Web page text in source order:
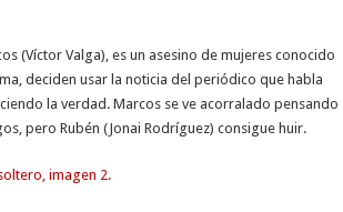
(Víctor Valga), es un asesino de mujeres conocido
deciden usar la noticia del periódico que habla
la verdad. Marcos se ve acorralado pensando
pero Rubén (Jonai Rodríguez) consigue huir.